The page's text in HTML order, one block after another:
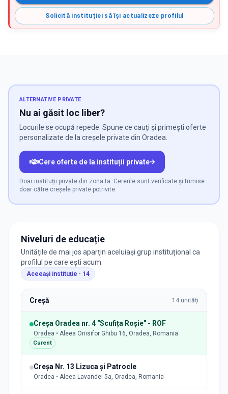
Solicită instituției să își actualizeze profilul
ALTERNATIVE PRIVATE
Nu ai găsit loc liber?
Locurile se ocupă repede. Spune ce cauți și primești oferte
personalizate de la creșele private din Oradea.
Cere oferte de la instituții private
Doar instituții private din zona ta. Cererile sunt verificate și trimise
doar către creșele private potrivite.
Niveluri de educație
Unitățile de mai jos aparțin aceluiași grup instituțional ca
profilul pe care ești acum.
Aceeași instituție · 14
Creșă 14 unități
Creşa Oradea nr. 4 "Scufița Roșie" - ROF
Oradea • Aleea Onisifor Ghibu 16, Oradea, Romania
Curent
Creșa Nr. 13 Lizuca și Patrocle
Oradea • Aleea Lavandei 5a, Oradea, Romania